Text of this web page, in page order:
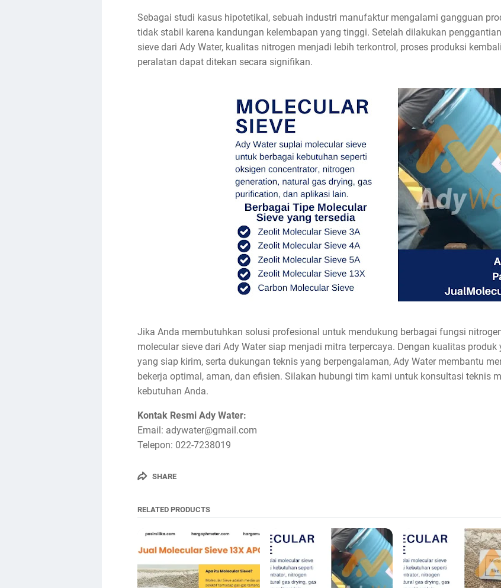
Sebagai studi kasus hipotetikal, sebuah industri manufaktur mengalami gangguan
tidak stabil karena kandungan kelembapan yang tinggi. Setelah dilakukan
sieve dari Ady Water, kualitas nitrogen menjadi lebih terkontrol, proses produksi
peralatan dapat ditekan secara signifikan.
Jika Anda membutuhkan solusi profesional untuk mendukung berbagai fungsi
molecular sieve dari Ady Water siap menjadi mitra terpercaya. Dengan kualitas
yang siap kirim, serta dukungan teknis yang berpengalaman, Ady Water membantu
bekerja optimal, aman, dan efisien. Silakan hubungi tim kami untuk konsultasi teknis
kebutuhan Anda.
Kontak Resmi Ady Water:
Email: adywater@gmail.com
Telepon: 022-7238019
SHARE
RELATED PRODUCTS